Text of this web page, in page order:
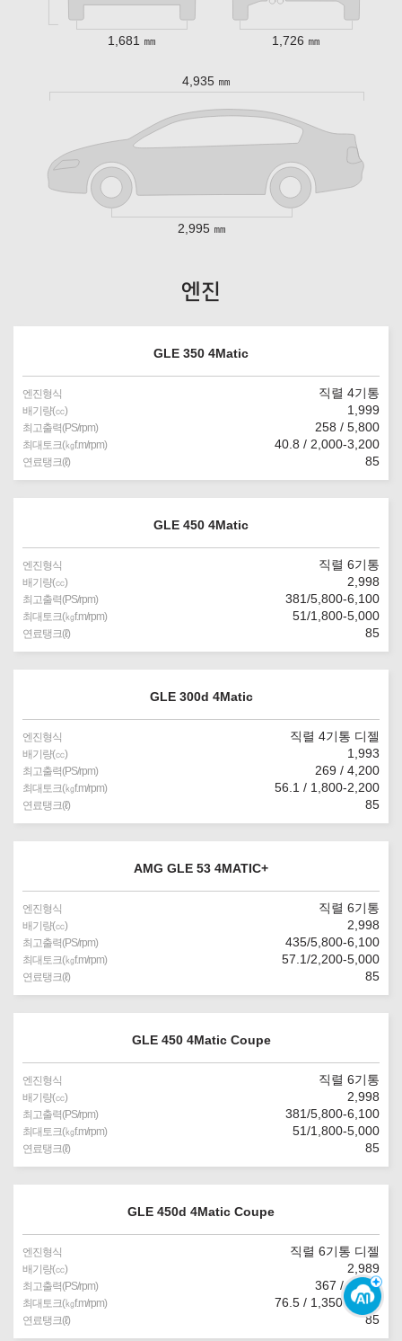
1,681 ㎜ 1,726 ㎜
4,935 ㎜
2,995 ㎜
엔진
GLE 350 4Matic
엔진형식 직렬 4기통
배기량(㏄) 1,999
최고출력(PS/rpm) 258 / 5,800
최대토크(㎏f.m/rpm) 40.8 / 2,000-3,200
연료탱크(ℓ) 85
GLE 450 4Matic
엔진형식 직렬 6기통
배기량(㏄) 2,998
최고출력(PS/rpm) 381/5,800-6,100
최대토크(㎏f.m/rpm) 51/1,800-5,000
연료탱크(ℓ) 85
GLE 300d 4Matic
엔진형식 직렬 4기통 디젤
배기량(㏄) 1,993
최고출력(PS/rpm) 269 / 4,200
최대토크(㎏f.m/rpm) 56.1 / 1,800-2,200
연료탱크(ℓ) 85
AMG GLE 53 4MATIC+
엔진형식 직렬 6기통
배기량(㏄) 2,998
최고출력(PS/rpm) 435/5,800-6,100
최대토크(㎏f.m/rpm) 57.1/2,200-5,000
연료탱크(ℓ) 85
GLE 450 4Matic Coupe
엔진형식 직렬 6기통
배기량(㏄) 2,998
최고출력(PS/rpm) 381/5,800-6,100
최대토크(㎏f.m/rpm) 51/1,800-5,000
연료탱크(ℓ) 85
GLE 450d 4Matic Coupe
엔진형식 직렬 6기통 디젤
배기량(㏄) 2,989
최고출력(PS/rpm) 367 / 4,000
최대토크(㎏f.m/rpm) 76.5 / 1,350-2,800
연료탱크(ℓ) 85